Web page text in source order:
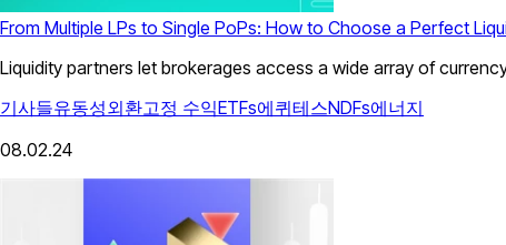
From Multiple LPs to Single PoPs: How to Choose a Perfect
Liquidity partners let brokerages access a wide array of
기사들유동성외환고정 수익ETFs에퀴테스NDFs에너지
08.02.24